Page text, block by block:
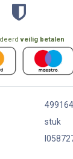
veilig betalen
stuk